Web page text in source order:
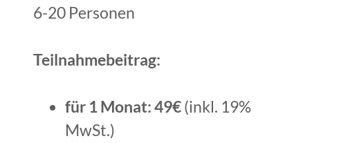
6-20 Personen
Teilnahmebeitrag:
für 1 Monat: 49€(inkl. 19%
MwSt.)